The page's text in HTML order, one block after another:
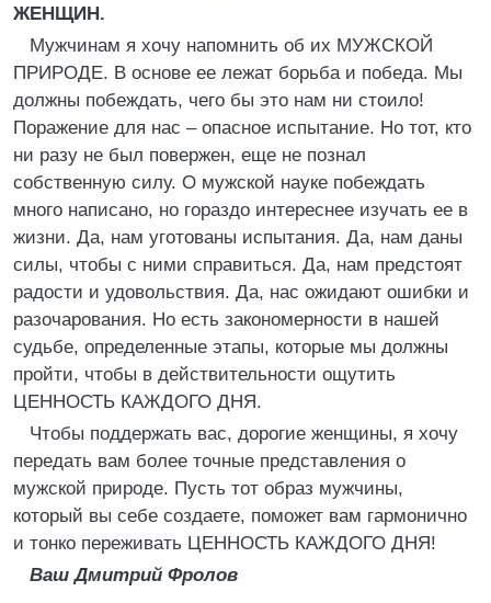
ЖЕНЩИН.
Мужчинам я хочу напомнить об их МУЖСКОЙ
ПРИРОДЕ. В основе ее лежат борьба и победа. Мы
должны побеждать, чего бы это нам ни стоило!
Поражение для нас – опасное испытание. Но тот, кто
ни разу не был повержен, еще не познал
собственную силу. О мужской науке побеждать
много написано, но гораздо интереснее изучать ее в
жизни. Да, нам уготованы испытания. Да, нам даны
силы, чтобы с ними справиться. Да, нам предстоят
радости и удовольствия. Да, нас ожидают ошибки и
разочарования. Но есть закономерности в нашей
судьбе, определенные этапы, которые мы должны
пройти, чтобы в действительности ощутить
ЦЕННОСТЬ КАЖДОГО ДНЯ.
Чтобы поддержать вас, дорогие женщины, я хочу
передать вам более точные представления о
мужской природе. Пусть тот образ мужчины,
который вы себе создаете, поможет вам гармонично
и тонко переживать ЦЕННОСТЬ КАЖДОГО ДНЯ!
Ваш Дмитрий Фролов